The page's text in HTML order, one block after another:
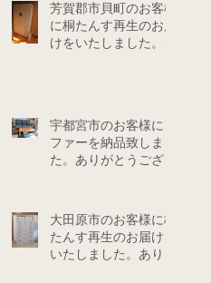
芳賀郡市貝町のお客様
に桐たんす再生のお届
けをいたしました。あ
宇都宮市のお客様にソ
ファーを納品致しまし
た。ありがとうござい
大田原市のお客様に桐
たんす再生のお届けを
いたしました。ありが